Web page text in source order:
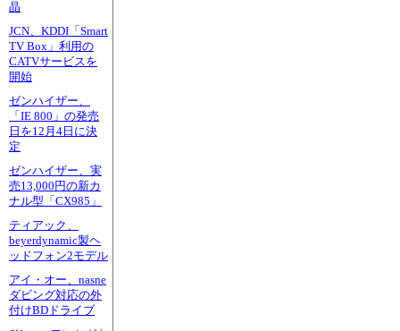
晶
JCN、KDDI「Smart
TV Box」利用の
CATVサービスを
開始
ゼンハイザー、
「IE 800」の発売
日を12月4日に決
定
ゼンハイザー、実
売13,000円の新カ
ナル型「CX985」
ティアック、
beyerdynamic製ヘ
ッドフォン2モデル
アイ・オー、nasne
ダビング対応の外
付けBDドライブ